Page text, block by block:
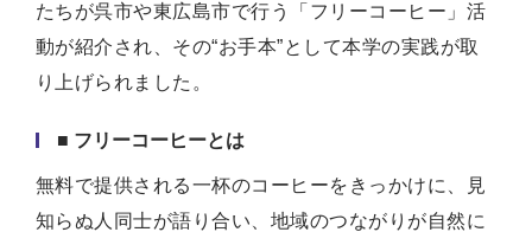
たちが呉市や東広島市で行う「フリーコーヒー」活
動が紹介され、その“お手本”として本学の実践が取
り上げられました。
■ フリーコーヒーとは
無料で提供される一杯のコーヒーをきっかけに、見
知らぬ人同士が語り合い、地域のつながりが自然に